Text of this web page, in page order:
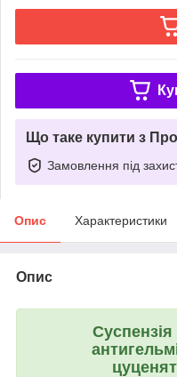
Що таке купити з
Замовлення під
Опис Характеристики
Опис